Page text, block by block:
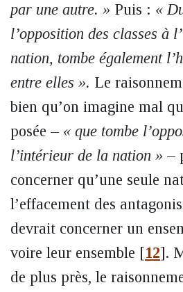
par une autre. » Puis : «
l’opposition des classes à
nation, tombe également
entre elles ». Le
bien qu’on imagine mal
posée – « que tombe
l’intérieur de la nation » –
concerner qu’une seule
l’effacement des
devrait concerner un
voire leur ensemble [12] .
de plus près, le